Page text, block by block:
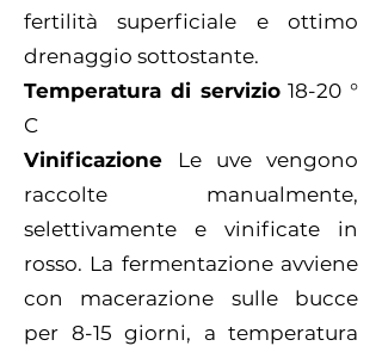
fertilità superficiale e ottimo
drenaggio sottostante.
Temperatura di servizio18-20 °
C
Vinificazione Le uve vengono
raccolte manualmente,
selettivamente e vinificate in
rosso. La fermentazione avviene
con macerazione sulle bucce
per 8-15 giorni, a temperatura